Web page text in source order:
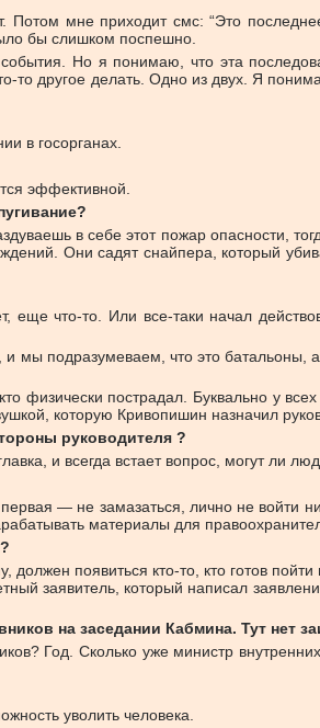
мне приходит смс: “Это
бы слишком поспешно.
Но я понимаю, что эта
то другое делать. Одно из двух. Я
в госорганах.
эффективной.
в себе этот пожар опасности,
Они садят снайпера, который
то. Или все-таки начал
подразумеваем, что это батальоны, а
физически пострадал. Буквально у
которую Кривопишин назначил
руководителя ?
и всегда встает вопрос, могут ли
— не замазаться, лично не войти
материалы для
появиться кто-то, кто готов
заявитель, который написал
на заседании Кабмина. Тут нет
Год. Сколько уже министр
уволить человека.